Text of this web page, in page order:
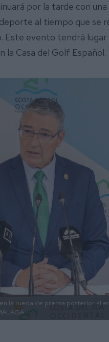
por la tarde con
al tiempo que se
Este evento tendrá
la Casa del Golf Español.
la rueda de prensa posterior al